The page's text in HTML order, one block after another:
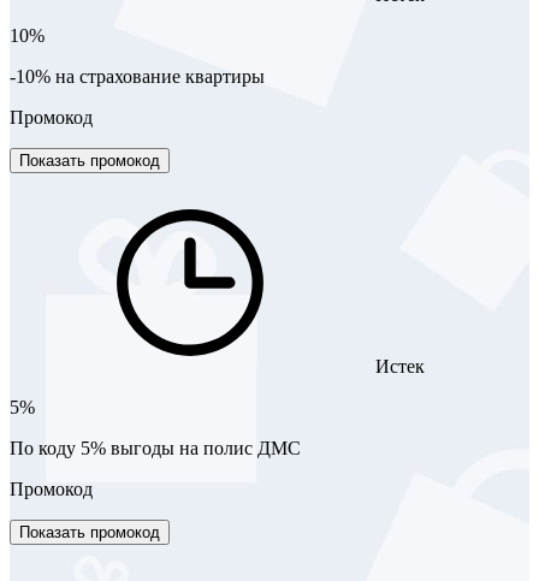
10%
-10% на страхование квартиры
Промокод
Показать промокод
Истек
5%
По коду 5% выгоды на полис ДМС
Промокод
Показать промокод